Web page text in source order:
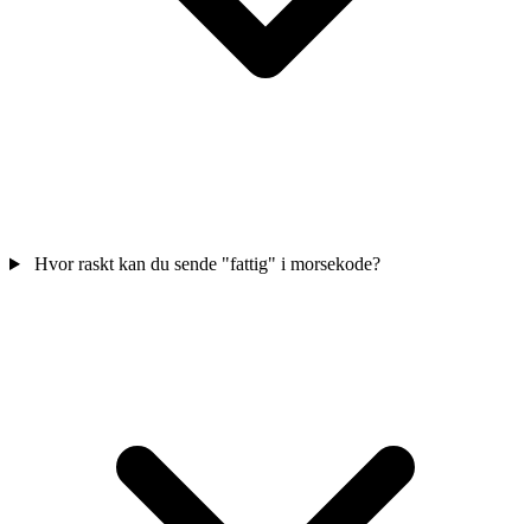
Hvor raskt kan du sende "fattig" i morsekode?